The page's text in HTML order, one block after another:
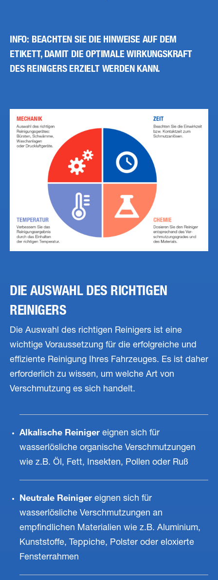
INFO: BEACHTEN SIE DIE HINWEISE AUF DEM
ETIKETT, DAMIT DIE OPTIMALE WIRKUNGSKRAFT
DES REINIGERS ERZIELT WERDEN KANN.
DIE AUSWAHL DES RICHTIGEN
REINIGERS
Die Auswahl des richtigen Reinigers ist eine
wichtige Voraussetzung für die erfolgreiche und
effiziente Reinigung Ihres Fahrzeuges. Es ist daher
erforderlich zu wissen, um welche Art von
Verschmutzung es sich handelt.
Alkalische Reiniger eignen sich für
wasserlösliche organische Verschmutzungen
wie z.B. Öl, Fett, Insekten, Pollen oder Ruß
Neutrale Reiniger eignen sich für
wasserlösliche Verschmutzungen an
empfindlichen Materialien wie z.B. Aluminium,
Kunststoffe, Teppiche, Polster oder eloxierte
Fensterrahmen